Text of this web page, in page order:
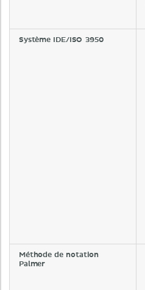
Système IDE/ISO 3950
Méthode de notation
Palmer